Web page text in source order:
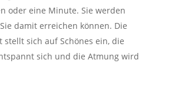
oder eine Minute. Sie werden
damit erreichen können. Die
stellt sich auf Schönes ein, die
sich und die Atmung wird